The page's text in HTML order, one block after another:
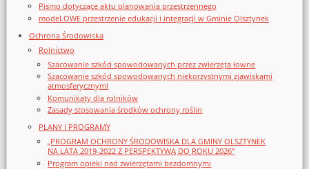
Pismo dotyczące aktu planowania przestrzennego
modeLOWE przestrzenie edukacji i integracji w Gminie Olsztynek
Ochrona Środowiska
Rolnictwo
Szacowanie szkód spowodowanych przez zwierzęta łowne
Szacowanie szkód spowodowanych niekorzystnymi zjawiskami
atmosferycznymi
Komunikaty dla rolników
Zasady stosowania środków ochrony roślin
PLANY I PROGRAMY
„PROGRAM OCHRONY ŚRODOWISKA DLA GMINY OLSZTYNEK
NA LATA 2019-2022 Z PERSPEKTYWĄ DO ROKU 2026”
Program opieki nad zwierzętami bezdomnymi